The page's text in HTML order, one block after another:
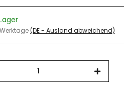
(DE - Ausland abweichend)